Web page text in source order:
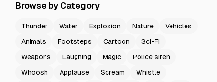
Browse by Category
Thunder Water Explosion Nature
Vehicles
Animals
Footsteps Cartoon
Sci-Fi
Weapons
Laughing Magic
Police siren
Whoosh
Applause Scream
Whistle